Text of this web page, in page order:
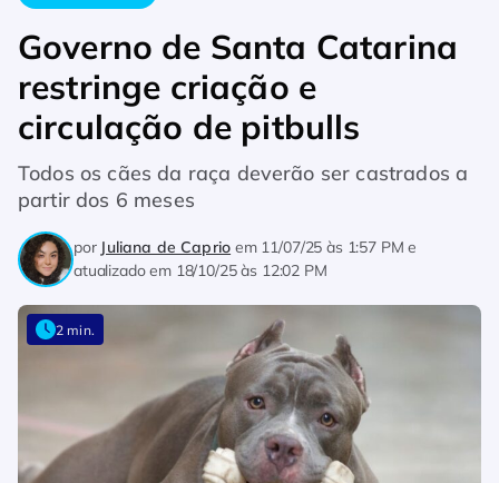
Governo de Santa Catarina
restringe criação e
circulação de pitbulls
Todos os cães da raça deverão ser castrados a
partir dos 6 meses
por Juliana de Caprio em 11/07/25 às 1:57 PM e
atualizado em 18/10/25 às 12:02 PM
2 min.